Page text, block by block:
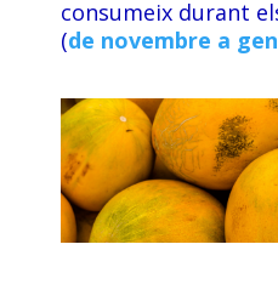
consumeix durant
(de novembre a